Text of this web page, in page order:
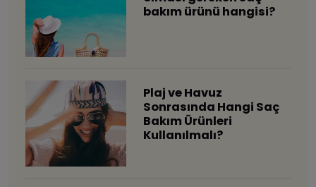
bakım ürünü hangisi?
Plaj ve Havuz
Sonrasında Hangi Saç
Bakım Ürünleri
Kullanılmalı?